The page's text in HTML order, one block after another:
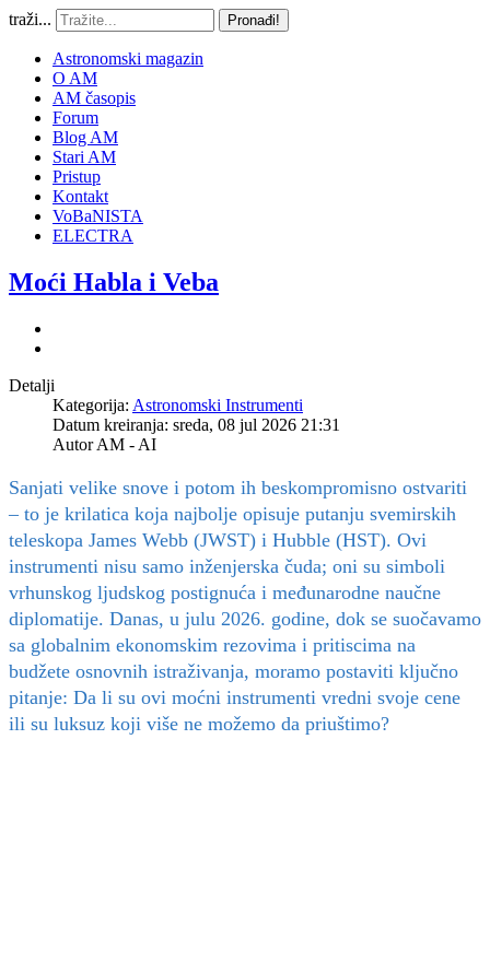
traži... Pronađi!
Astronomski magazin
O AM
AM časopis
Forum
Blog AM
Stari AM
Pristup
Kontakt
VoBaNISTA
ELECTRA
Moći Habla i Veba
Detalji
Kategorija: Astronomski Instrumenti
Datum kreiranja: sreda, 08 jul 2026 21:31
AutorAM - AI
Sanjati velike snove i potom ih beskompromisno ostvariti
– to je krilatica koja najbolje opisuje putanju svemirskih
teleskopa James Webb (JWST) i Hubble (HST). Ovi
instrumenti nisu samo inženjerska čuda; oni su simboli
vrhunskog ljudskog postignuća i međunarodne naučne
diplomatije. Danas, u julu 2026. godine, dok se suočavamo
sa globalnim ekonomskim rezovima i pritiscima na
budžete osnovnih istraživanja, moramo postaviti ključno
pitanje: Da li su ovi moćni instrumenti vredni svoje cene
ili su luksuz koji više ne možemo da priuštimo?